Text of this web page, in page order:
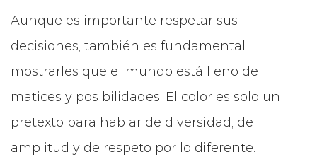
Aunque es importante respetar sus
decisiones, también es fundamental
mostrarles que el mundo está lleno de
matices y posibilidades. El color es solo un
pretexto para hablar de diversidad, de
amplitud y de respeto por lo diferente.